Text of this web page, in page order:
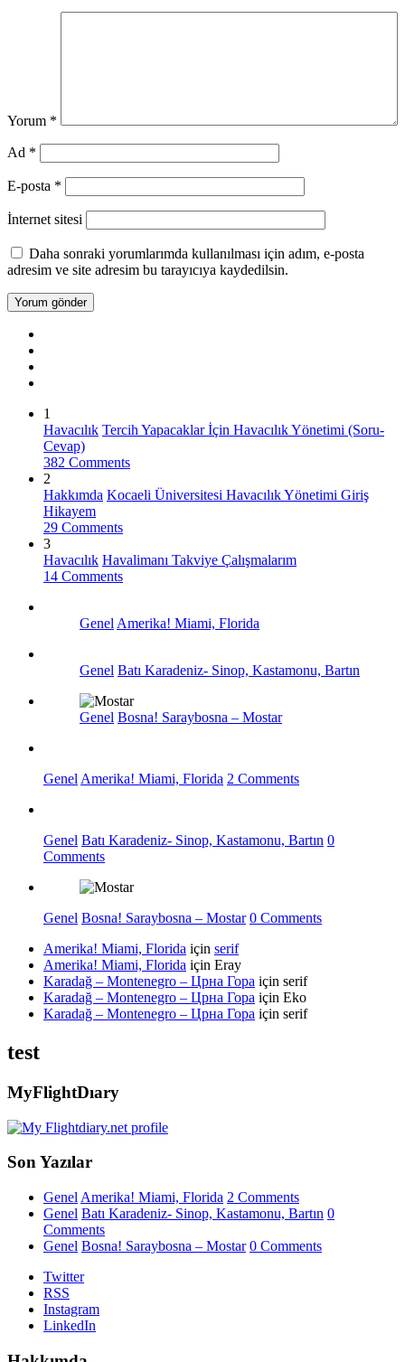
Yorum *
Ad *
E-posta *
İnternet sitesi
Daha sonraki yorumlarımda kullanılması için adım, e-posta
adresim ve site adresim bu tarayıcıya kaydedilsin.
1
Havacılık Tercih Yapacaklar İçin Havacılık Yönetimi (Soru-
Cevap)
382 Comments
2
Hakkımda Kocaeli Üniversitesi Havacılık Yönetimi Giriş
Hikayem
29 Comments
3
Havacılık Havalimanı Takviye Çalışmalarım
14 Comments
Genel Amerika! Miami, Florida
Genel Batı Karadeniz- Sinop, Kastamonu, Bartın
Genel Bosna! Saraybosna – Mostar
Genel Amerika! Miami, Florida 2 Comments
Genel Batı Karadeniz- Sinop, Kastamonu, Bartın 0
Comments
Genel Bosna! Saraybosna – Mostar 0 Comments
Amerika! Miami, Florida için serif
Amerika! Miami, Florida için Eray
Karadağ – Montenegro – Црна Гора için serif
Karadağ – Montenegro – Црна Гора için Eko
Karadağ – Montenegro – Црна Гора için serif
test
MyFlightDıary
Son Yazılar
Genel Amerika! Miami, Florida 2 Comments
Genel Batı Karadeniz- Sinop, Kastamonu, Bartın 0
Comments
Genel Bosna! Saraybosna – Mostar 0 Comments
Twitter
RSS
Instagram
LinkedIn